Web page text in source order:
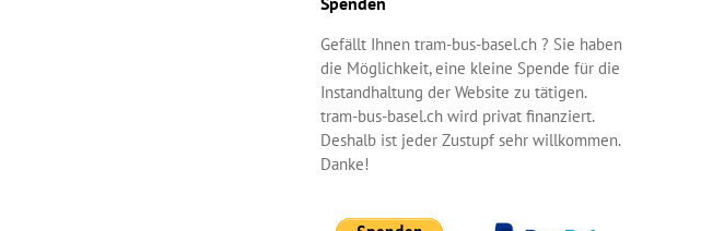
Gefällt Ihnen tram-bus-basel.ch ? Sie haben
die Möglichkeit, eine kleine Spende für die
Instandhaltung der Website zu tätigen.
tram-bus-basel.ch wird privat finanziert.
Deshalb ist jeder Zustupf sehr willkommen.
Danke!